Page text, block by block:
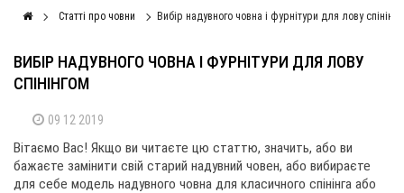
Статті про човни Вибір надувного човна і фурнітури для лову
ВИБІР НАДУВНОГО ЧОВНА І ФУРНІТУРИ ДЛЯ ЛОВУ
СПІНІНГОМ
09 12 2019
Вітаємо Вас! Якщо ви читаєте цю статтю, значить, або ви
бажаєте замінити свій старий надувний човен, або вибираєте
для себе модель надувного човна для класичного спінінга або